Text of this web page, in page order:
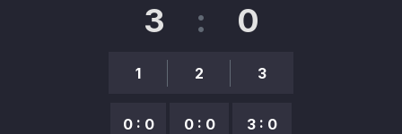
3 : 0
1
0 : 0
2
0 : 0
3
3 : 0